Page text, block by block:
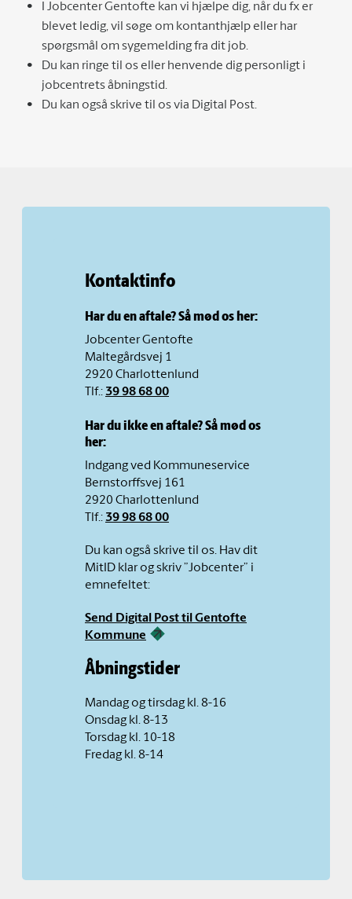
I Jobcenter Gentofte kan vi hjælpe dig, når du fx er
blevet ledig, vil søge om kontanthjælp eller har
spørgsmål om sygemelding fra dit job.
Du kan ringe til os eller henvende dig personligt i
jobcentrets åbningstid.
Du kan også skrive til os via Digital Post.
Kontaktinfo
Har du en aftale? Så mød os her:
Jobcenter Gentofte
Maltegårdsvej 1
2920 Charlottenlund
Tlf.:39 98 68 00
Har du ikke en aftale? Så mød os
her:
Indgang ved Kommuneservice
Bernstorffsvej 161
2920 Charlottenlund
Tlf.:39 98 68 00
Du kan også skrive til os. Hav dit
MitID klar og skriv ”Jobcenter” i
emnefeltet:
Send Digital Post til Gentofte
Kommune
Åbningstider
Mandag og tirsdag kl. 8-16
Onsdag kl. 8-13
Torsdag kl. 10-18
Fredag kl. 8-14